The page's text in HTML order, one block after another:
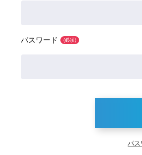
パスワード (必須)
パス